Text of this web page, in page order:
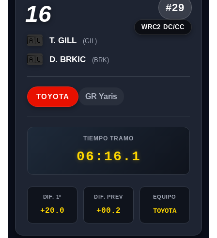
16 #29
WRC2 DC/CC
🇦🇺 T. GILL (GIL)
🇦🇺 D. BRKIC (BRK)
TOYOTA GR Yaris
TIEMPO TRAMO
06:16.1
DIF. 1º
+20.0
DIF. PREV
+00.2
EQUIPO
TOYOTA